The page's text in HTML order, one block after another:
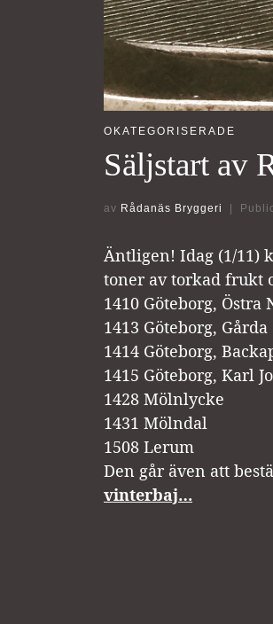
OKATEGORISERADE
Säljstart av
av Rådanäs Bryggeri |
Äntligen! Idag (1/11)
toner av torkad frukt
1410 Göteborg, Östra
1413 Göteborg, Gårda
1414 Göteborg,
1415 Göteborg, Karl
1428 Mölnlycke
1431 Mölndal
1508 Lerum
Den går även att
vinterbaj…